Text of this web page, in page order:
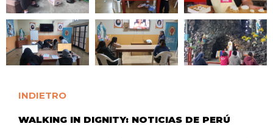
INDIETRO
WALKING IN DIGNITY: NOTICIAS DE PERÚ